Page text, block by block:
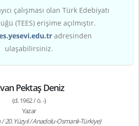
çalışması olan Türk Edebiyatı
(TEES) erişime açılmıştır.
adresinden
ulaşabilirsiniz.
Pektaş Deniz
(d. 1962 / ö. -)
Yazar
20. Yüzyıl / Anadolu-Osmanlı-Türkiye)